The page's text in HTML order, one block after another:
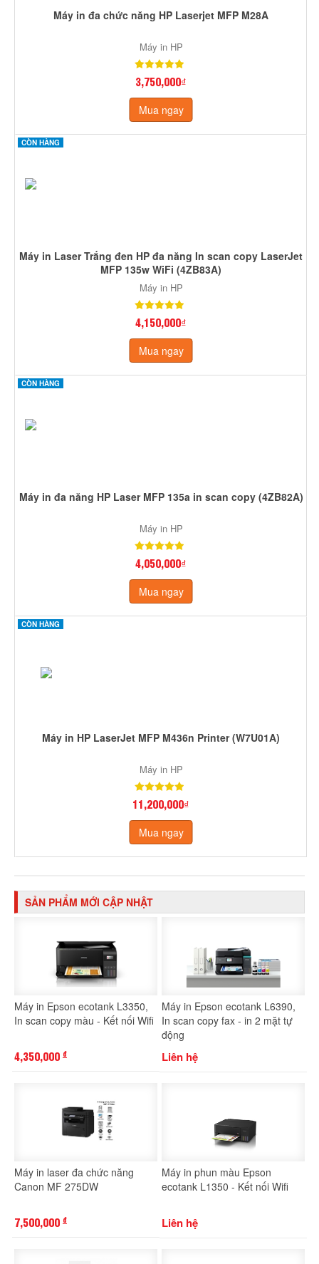
Máy in đa chức năng HP Laserjet MFP M28A
Máy in HP
3,750,000₫
Mua ngay
CÒN HÀNG
Máy in Laser Trắng đen HP đa năng In scan copy LaserJet
MFP 135w WiFi (4ZB83A)
Máy in HP
4,150,000₫
Mua ngay
CÒN HÀNG
Máy in đa năng HP Laser MFP 135a in scan copy (4ZB82A)
Máy in HP
4,050,000₫
Mua ngay
CÒN HÀNG
Máy in HP LaserJet MFP M436n Printer (W7U01A)
Máy in HP
11,200,000₫
Mua ngay
SẢN PHẨM MỚI CẬP NHẬT
Máy in Epson ecotank L3350,
In scan copy màu - Kết nối Wifi
4,350,000 đ
Máy in Epson ecotank L6390,
In scan copy fax - in 2 mặt tự
động
Liên hệ
Máy in laser đa chức năng
Canon MF 275DW
7,500,000 đ
Máy in phun màu Epson
ecotank L1350 - Kết nối Wifi
Liên hệ